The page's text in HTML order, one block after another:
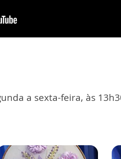
a sexta-feira, às